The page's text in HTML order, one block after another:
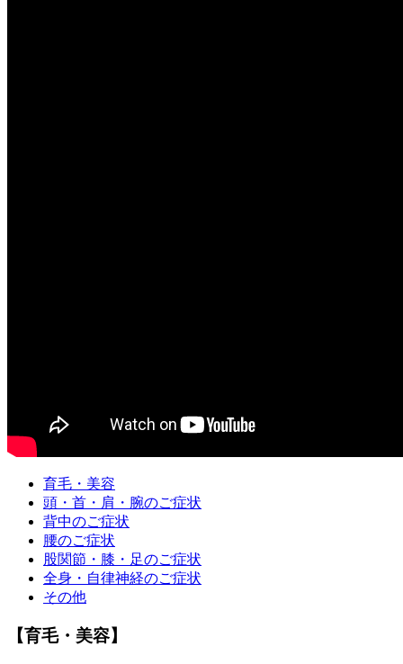
育毛・美容
頭・首・肩・腕のご症状
背中のご症状
腰のご症状
股関節・膝・足のご症状
全身・自律神経のご症状
その他
【育毛・美容】